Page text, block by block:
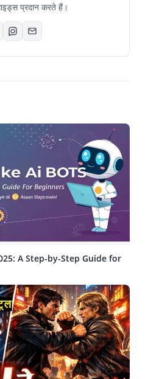
प्रदान करते हैं।
A Step-by-Step Guide for